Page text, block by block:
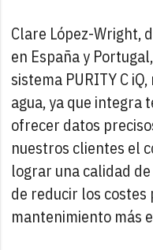
Clare López-Wright,
en España y
sistema PURITY C
agua, ya que integra
ofrecer datos
nuestros clientes el
lograr una calidad
de reducir los costes
mantenimiento más